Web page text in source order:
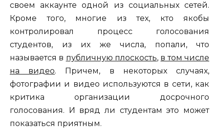
своем аккаунте одной из социальных сетей.
Кроме того, многие из тех, кто якобы
контролировал процесс голосования
студентов, из их же числа, попали, что
называется в публичную плоскость, в том числе
на видео. Причем, в некоторых случаях,
фотографии и видео используются в сети, как
критика организации досрочного
голосования. И вряд ли студентам это может
показаться приятным.